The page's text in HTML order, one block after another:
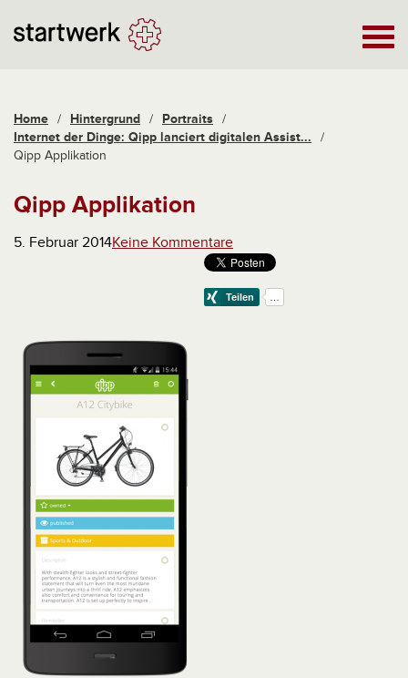
Home / Hintergrund / Portraits /
Internet der Dinge: Qipp lanciert digitalen Assist...
/
Qipp Applikation
Qipp Applikation
5. Februar 2014Keine Kommentare